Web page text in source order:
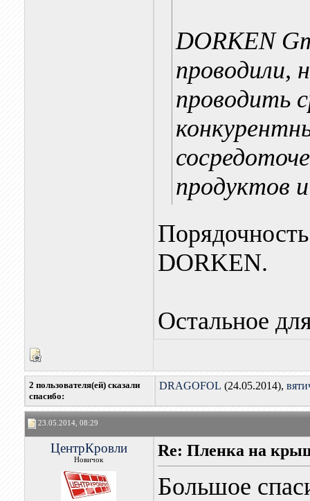
DORKEN
проводили,
проводить
продуктов
DORKEN.
Остальное
2 пользователя(ей) сказали
cпасибо:
DRAGOFOL (24.05.2014),
23.05.2014, 08:29
ЦентрКровли
Новичок
Re: Пленка на
Большое